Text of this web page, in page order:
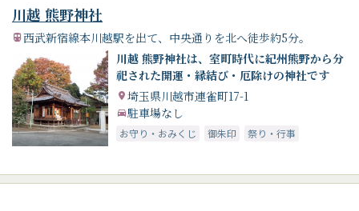
川越 熊野神社
西武新宿線本川越駅を出て、中央通りを北へ徒歩約5分。
川越 熊野神社は、室町時代に紀州熊野から分
祀された開運・縁結び・厄除けの神社です
埼玉県川越市連雀町17-1
駐車場なし
お守り・おみくじ 御朱印 祭り・行事